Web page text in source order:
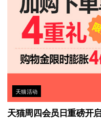
天猫活动
天猫周四会员日重磅开启